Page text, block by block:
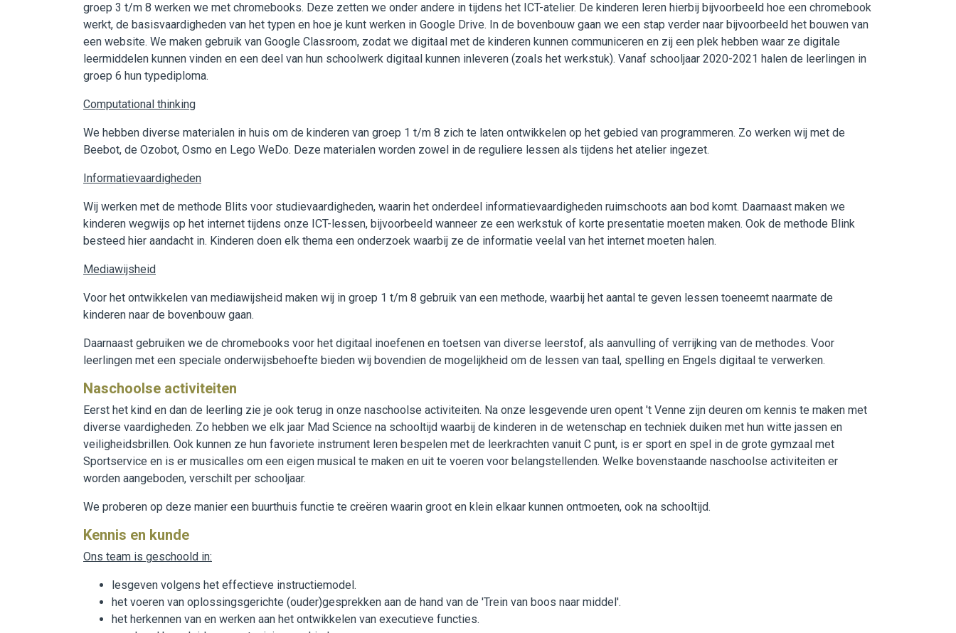
groep 3 t/m 8 werken we met chromebooks. Deze zetten we onder andere in tijdens het ICT-atelier. De kinderen leren hierbij bijvoorbeeld hoe een chromebook
werkt, de basisvaardigheden van het typen en hoe je kunt werken in Google Drive. In de bovenbouw gaan we een stap verder naar bijvoorbeeld het bouwen van
een website. We maken gebruik van Google Classroom, zodat we digitaal met de kinderen kunnen communiceren en zij een plek hebben waar ze digitale
leermiddelen kunnen vinden en een deel van hun schoolwerk digitaal kunnen inleveren (zoals het werkstuk). Vanaf schooljaar 2020-2021 halen de leerlingen in
groep 6 hun typediploma.
Computational thinking
We hebben diverse materialen in huis om de kinderen van groep 1 t/m 8 zich te laten ontwikkelen op het gebied van programmeren. Zo werken wij met de
Beebot, de Ozobot, Osmo en Lego WeDo. Deze materialen worden zowel in de reguliere lessen als tijdens het atelier ingezet.
Informatievaardigheden
Wij werken met de methode Blits voor studievaardigheden, waarin het onderdeel informatievaardigheden ruimschoots aan bod komt. Daarnaast maken we
kinderen wegwijs op het internet tijdens onze ICT-lessen, bijvoorbeeld wanneer ze een werkstuk of korte presentatie moeten maken. Ook de methode Blink
besteed hier aandacht in. Kinderen doen elk thema een onderzoek waarbij ze de informatie veelal van het internet moeten halen.
Mediawijsheid
Voor het ontwikkelen van mediawijsheid maken wij in groep 1 t/m 8 gebruik van een methode, waarbij het aantal te geven lessen toeneemt naarmate de
kinderen naar de bovenbouw gaan.
Daarnaast gebruiken we de chromebooks voor het digitaal inoefenen en toetsen van diverse leerstof, als aanvulling of verrijking van de methodes. Voor
leerlingen met een speciale onderwijsbehoefte bieden wij bovendien de mogelijkheid om de lessen van taal, spelling en Engels digitaal te verwerken.
Naschoolse activiteiten
Eerst het kind en dan de leerling zie je ook terug in onze naschoolse activiteiten. Na onze lesgevende uren opent 't Venne zijn deuren om kennis te maken met
diverse vaardigheden. Zo hebben we elk jaar Mad Science na schooltijd waarbij de kinderen in de wetenschap en techniek duiken met hun witte jassen en
veiligheidsbrillen. Ook kunnen ze hun favoriete instrument leren bespelen met de leerkrachten vanuit C punt, is er sport en spel in de grote gymzaal met
Sportservice en is er musicalles om een eigen musical te maken en uit te voeren voor belangstellenden. Welke bovenstaande naschoolse activiteiten er
worden aangeboden, verschilt per schooljaar.
We proberen op deze manier een buurthuis functie te creëren waarin groot en klein elkaar kunnen ontmoeten, ook na schooltijd.
Kennis en kunde
Ons team is geschoold in:
lesgeven volgens het effectieve instructiemodel.
het voeren van oplossingsgerichte (ouder)gesprekken aan de hand van de 'Trein van boos naar middel'.
het herkennen van en werken aan het ontwikkelen van executieve functies.